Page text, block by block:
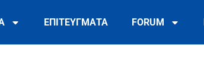
ΕΠΙΤΕΥΓΜΑΤΑ FORUM